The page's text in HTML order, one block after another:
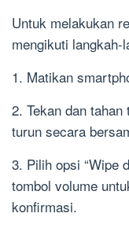
Untuk melakukan
mengikuti langkah-
1. Matikan
2. Tekan dan
turun secara
3. Pilih opsi “Wipe
tombol volume
konfirmasi.